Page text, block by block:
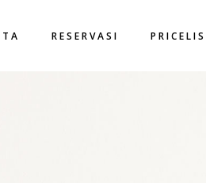
RESERVASI